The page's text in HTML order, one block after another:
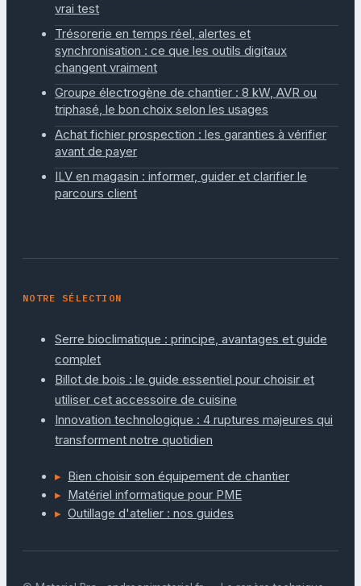
vrai test
Trésorerie en temps réel, alertes et
synchronisation : ce que les outils digitaux
changent vraiment
Groupe électrogène de chantier : 8 kW, AVR ou
triphasé, le bon choix selon les usages
Achat fichier prospection : les garanties à vérifier
avant de payer
ILV en magasin : informer, guider et clarifier le
parcours client
NOTRE SÉLECTION
Serre bioclimatique : principe, avantages et guide
complet
Billot de bois : le guide essentiel pour choisir et
utiliser cet accessoire de cuisine
Innovation technologique : 4 ruptures majeures qui
transforment notre quotidien
Bien choisir son équipement de chantier
Matériel informatique pour PME
Outillage d'atelier : nos guides